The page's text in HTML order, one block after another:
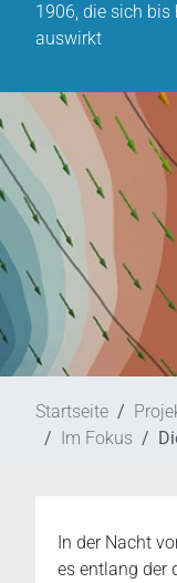
1906, die sich
auswirkt
Startseite
Im Fokus
In der Nacht
es entlang der